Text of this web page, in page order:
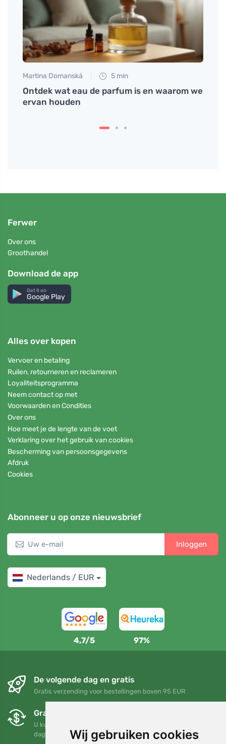
Wij gebruiken cookies
Martina Domanská 5 min
Ontdek wat eau de parfum is en waarom we
ervan houden
Ferwer
Over ons
Groothandel
Download de app
Get it on
Google Play
Alles over kopen
Vervoer en betaling
Ruilen, retourneren en reclameren
Loyaliteitsprogramma
Neem contact op met
Voorwaarden en Condities
Over ons
Hoe meet je de lengte van de voet
Verklaring over het gebruik van cookies
Bescherming van persoonsgegevens
Afdruk
Cookies
Abonneer u op onze nieuwsbrief
Inloggen
Nederlands / EUR
4,7/5 97%
De volgende dag en gratis
Gratis verzending voor bestellingen boven 95 EUR
Gratis ruilen en retourneren
U kunt uw bestelling op elk gewenst moment binnen 90
dagen retourneren of ruilen